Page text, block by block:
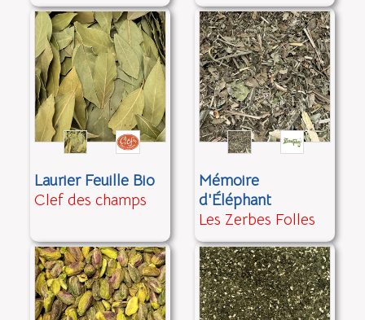
Laurier Feuille Bio
Clef des champs
Mémoire
d'Éléphant
Les Zerbes Folles